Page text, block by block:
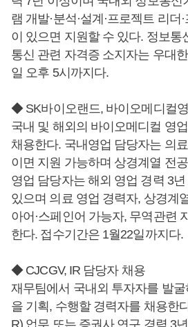
램 개발·분석·설계·프로젝트 리더
이 있으면 지원할 수 있다. 정보통
통신 관련 자격증 소지자는 우대
일 오후 5시까지다.
◆ SK바이오랜드, 바이오메디컬
국내 및 해외의 바이오메디컬 영
채용한다. 국내영업 담당자는 의
이면 지원 가능하며 상경계열 전
영업 담당자는 해외 영업 경력 3
있으며 의료 영업 경력자, 상경계
아어·스페인어 가능자, 무역관련
한다. 접수기간은 1월22일까지다.
◆ CJCGV, IR 담당자 채용
재무팀에서 국내외 투자자를 발
을 기획, 수행할 경력자를 채용한